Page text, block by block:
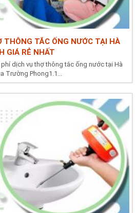
THÔNG TẮC ỐNG NƯỚC TẠI HÀ
GIÁ RẺ NHẤT
dịch vụ thợ thông tắc ống nước tại Hà
Trường Phong1.1...